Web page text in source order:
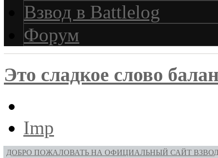
Взвод в Battlelog
Форум
Это сладкое слово
Imp
ДОБРО ПОЖАЛОВАТЬ НА ОФИЦИАЛЬНЫЙ САЙТ